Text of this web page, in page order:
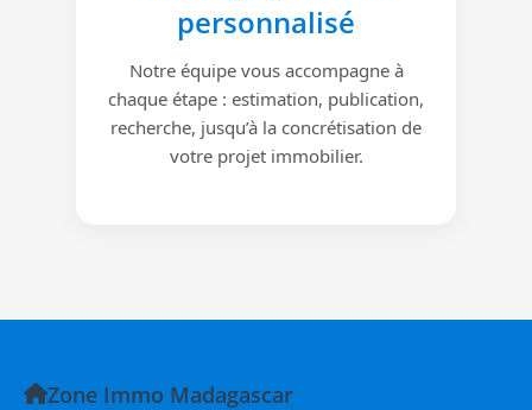
personnalisé
Notre équipe vous accompagne à
chaque étape : estimation, publication,
recherche, jusqu’à la concrétisation de
votre projet immobilier.
Zone Immo Madagascar